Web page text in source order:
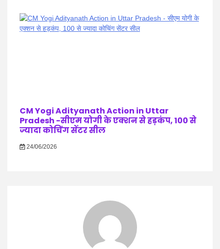
CM Yogi Adityanath Action in Uttar
Pradesh -सीएम योगी के एक्शन से हड़कंप, 100 से
ज्यादा कोचिंग सेंटर सील
24/06/2026